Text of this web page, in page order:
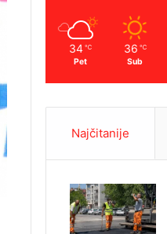
34 ℃
Pet
36 ℃
Sub
Najčitanije